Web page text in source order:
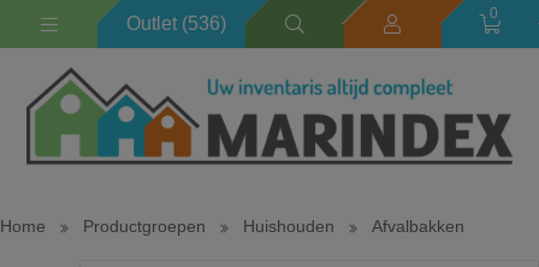
Outlet (536) 0
Home Productgroepen Huishouden Afvalbakken